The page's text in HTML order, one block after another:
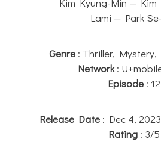
Kim Kyung-Min — Kim
Lami — Park
Genre : Thriller, Mystery,
Network:
Episode : 12
Release Date : Dec 4,
Rating : 3/5